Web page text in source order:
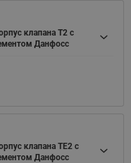
клапана T2 с
Данфосс
клапана TE2 с
Данфосс